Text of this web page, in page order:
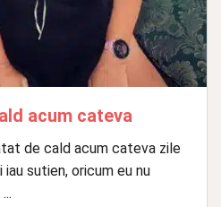
acum cateva
de cald acum cateva zile
sutien, oricum eu nu